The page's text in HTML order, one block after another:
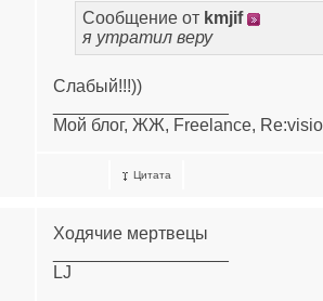
Сообщение от kmjif
я утратил веру
Слабый!!!))
Мой блог, ЖЖ, Freelance,
Цитата
Ходячие мертвецы
LJ